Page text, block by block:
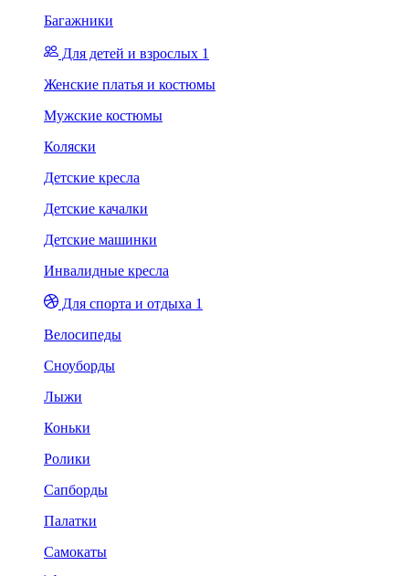
Багажники
Для детей и взрослых 1
Женские платья и костюмы
Мужские костюмы
Коляски
Детские кресла
Детские качалки
Детские машинки
Инвалидные кресла
Для спорта и отдыха 1
Велосипеды
Сноуборды
Лыжи
Коньки
Ролики
Сапборды
Палатки
Самокаты